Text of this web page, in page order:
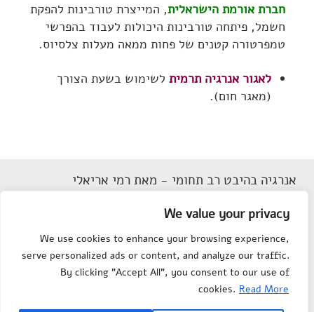
We value your privacy
We use cookies to enhance your browsing experience,
serve personalized ads or content, and analyze our traffic.
By clicking "Accept All", you consent to our use of
cookies. Read More
חברת אורמת הישראלית, המייצרת טורבינות להפקת
חשמל, פיתחה טורבינות היכולות לעבוד בהפרשי
טמפרטורה קטנים של פחות ממאה מעלות צלסיוס.
לאגור אנרגיה תרמית לשימוש בשעת הצורך
(מאגר חום).
אנרגיה בהיבט רב תחומי - מאת רמי אריאלי
הצהרת נגישות
מפת אתר
צור קשר